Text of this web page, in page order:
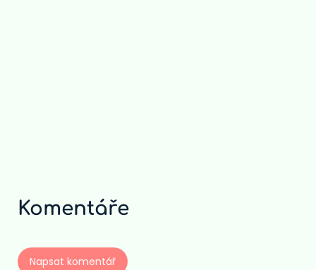
Komentáře
Napsat komentář